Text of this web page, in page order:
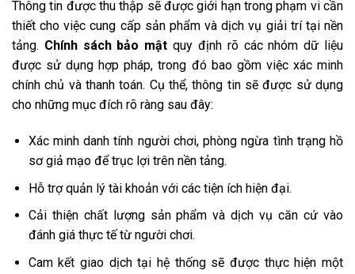
Thông tin được thu thập sẽ được giới hạn trong phạm vi cần
thiết cho việc cung cấp sản phẩm và dịch vụ giải trí tại nền
tảng. Chính sách bảo mậtquy định rõ các nhóm dữ liệu
được sử dụng hợp pháp, trong đó bao gồm việc xác minh
chính chủ và thanh toán. Cụ thể, thông tin sẽ được sử dụng
cho những mục đích rõ ràng sau đây:
Xác minh danh tính người chơi, phòng ngừa tình trạng hồ
sơ giả mạo để trục lợi trên nền tảng.
Hỗ trợ quản lý tài khoản với các tiện ích hiện đại.
Cải thiện chất lượng sản phẩm và dịch vụ căn cứ vào
đánh giá thực tế từ người chơi.
Cam kết giao dịch tại hệ thống sẽ được thực hiện một